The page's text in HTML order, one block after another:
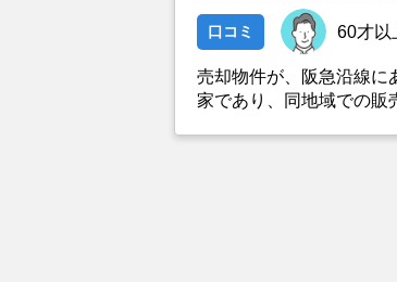
口コミ 60才以
売却物件が、阪急沿線に
家であり、同地域での販